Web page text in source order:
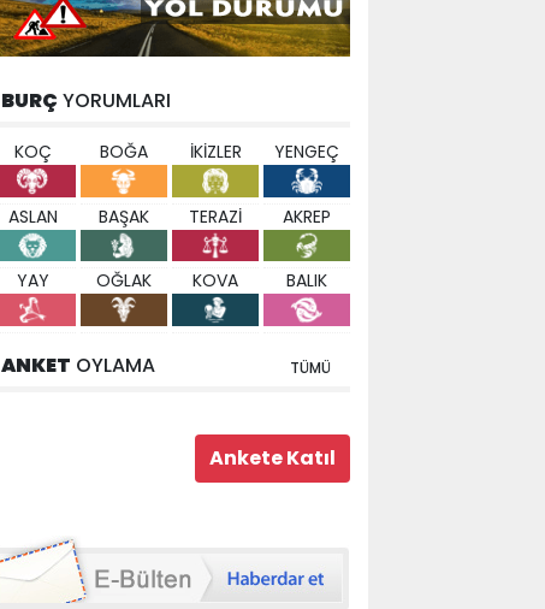
BURÇ YORUMLARI
KOÇ BOĞA İKİZLER YENGEÇ
ASLAN BAŞAK TERAZİ AKREP
YAY OĞLAK KOVA BALIK
ANKET OYLAMA TÜMÜ